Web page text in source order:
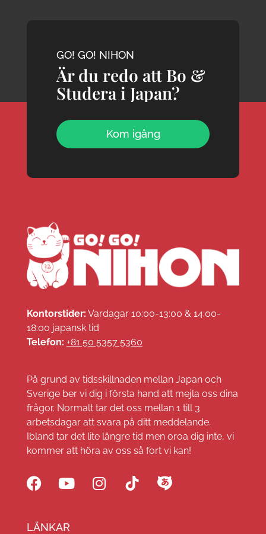
GO! GO! NIHON
Är du redo att Bo &
Studera i Japan?
Kom igång
Kontorstider: Vardagar 10:00-13:00 & 14:00-
18:00 japansk tid
Telefon: +81 50 5357 5360
På grund av tidsskillnaden mellan Japan och
Sverige ber vi dig i första hand att mejla oss dina
frågor. Normalt tar det oss mellan 1 till 3
arbetsdagar att svara på ditt meddelande.
Ibland tar det lite längre tid men oroa dig inte, vi
kommer att höra av oss så fort vi kan!
LÄNKAR